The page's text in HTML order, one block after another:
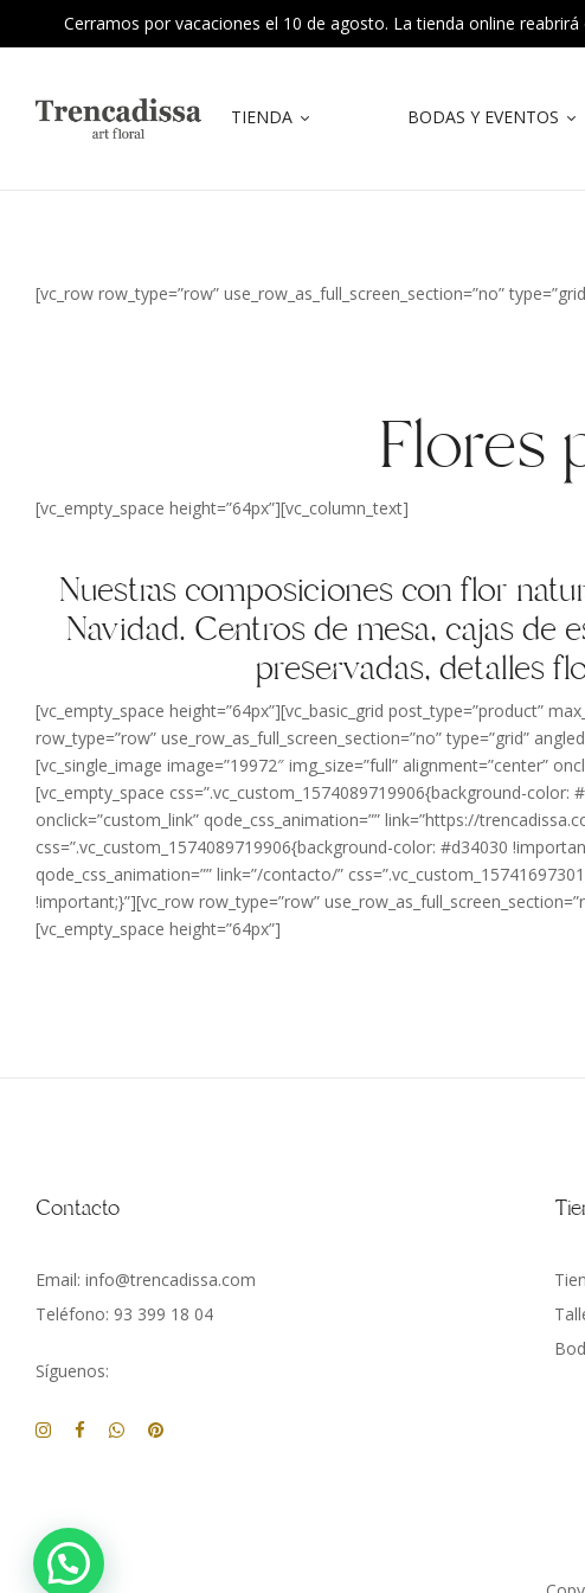
Cerramos por vacaciones el 10 de agosto. La tienda online
TIENDA BODAS Y EVENTOS
[vc_row row_type=”row” use_row_as_full_screen_section=”no”
Flores
[vc_empty_space height=”64px”][vc_column_text]
Nuestras composiciones con flor
Navidad. Centros de mesa, cajas
preservadas, detalles
[vc_empty_space height=”64px”][vc_basic_grid post_type=”product”
row_type=”row” use_row_as_full_screen_section=”no” type=”grid”
[vc_single_image image=”19972″ img_size=”full” alignment=”center”
[vc_empty_space css=”.vc_custom_1574089719906{background-color:
onclick=”custom_link” qode_css_animation=”” link=”https://
css=”.vc_custom_1574089719906{background-color: #d34030
qode_css_animation=”” link=”/contacto/”
!important;}”][vc_row row_type=”row”
[vc_empty_space height=”64px”]
Contacto
Email: info@trencadissa.com
Teléfono: 93 399 18 04
Síguenos: